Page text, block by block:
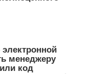
менеджеру
код